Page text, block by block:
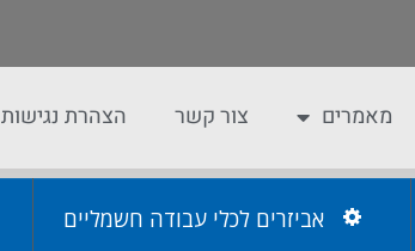
מאמרים צור קשר הצהרת נגישות
אביזרים לכלי עבודה חשמליים